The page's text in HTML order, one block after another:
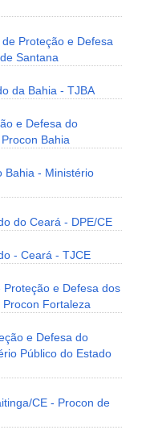
Proteção e Defesa
Santana
da Bahia - TJBA
e Defesa do
Bahia
Bahia - Ministério
do Ceará - DPE/CE
- Ceará - TJCE
e Defesa dos
Fortaleza
e Defesa do
Público do Estado
CE - Procon de